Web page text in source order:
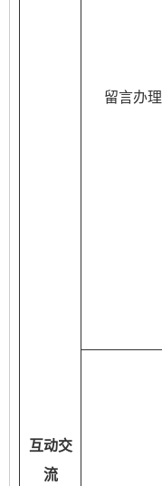
互动交
流
留言办理